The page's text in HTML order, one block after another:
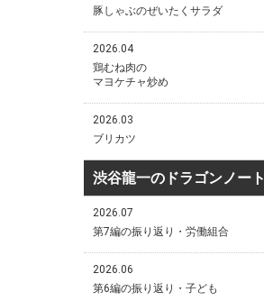
豚しゃぶのぜいたくサラダ
2026.04
鶏むね肉の
マヨケチャ炒め
2026.03
ブリカツ
渋谷龍一のドラゴンノート
2026.07
第7編の振り返り・労働組合
2026.06
第6編の振り返り・子ども